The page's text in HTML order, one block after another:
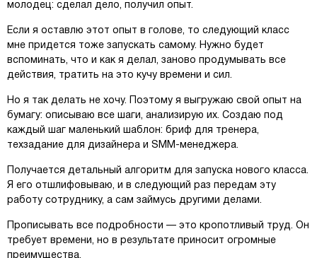
молодец: сделал дело, получил опыт.
Если я оставлю этот опыт в голове, то следующий класс
мне придется тоже запускать самому. Нужно будет
вспоминать, что и как я делал, заново продумывать все
действия, тратить на это кучу времени и сил.
Но я так делать не хочу. Поэтому я выгружаю свой опыт на
бумагу: описываю все шаги, анализирую их. Создаю под
каждый шаг маленький шаблон: бриф для тренера,
техзадание для дизайнера и SMM-менеджера.
Получается детальный алгоритм для запуска нового класса.
Я его отшлифовываю, и в следующий раз передам эту
работу сотруднику, а сам займусь другими делами.
Прописывать все подробности — это кропотливый труд. Он
требует времени, но в результате приносит огромные
преимущества.